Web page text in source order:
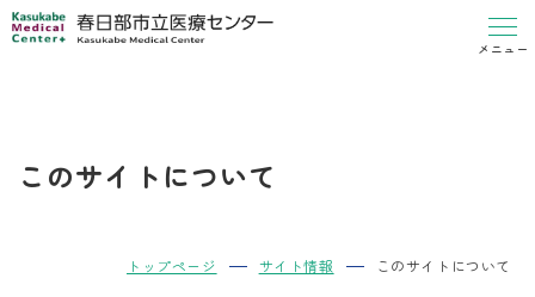
メニュー
このサイトについて
トップページ サイト情報 このサイトについて